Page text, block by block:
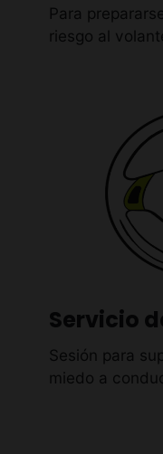
Para
riesgo al
Servicio
Sesión para
miedo a